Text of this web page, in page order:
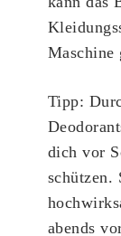
Maschine
Tipp:
dich vor
schützen.
abends